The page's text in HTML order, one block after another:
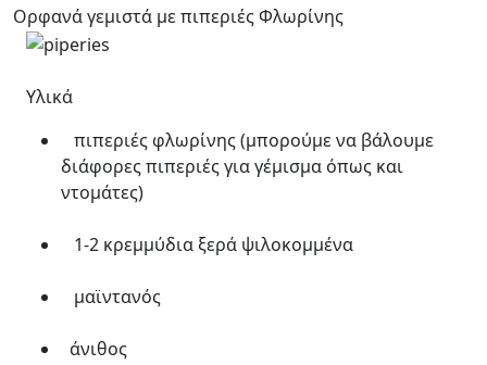
Ορφανά γεμιστά με πιπεριές Φλωρίνης
Υλικά
πιπεριές φλωρίνης (μπορούμε να βάλουμε
διάφορες πιπεριές για γέμισμα όπως και
ντομάτες)
1-2 κρεμμύδια ξερά ψιλοκομμένα
μαϊντανός
άνιθος